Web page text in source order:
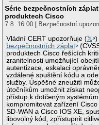
Série bezpečnostních
produktech Cisco
7.8. 16:00 | Bezpečnostní
Vládní CERT upozorňuje (𝕏 )
bezpečnostních záplat
produktech Cisco řešících
zranitelnosti umožňující obejití
autentizace, eskalaci
vzdálené spuštění kódu a
služby. Úspěšné zneužití
útočníkům umožnit získat
přístup k dotčeným systémům,
kompromitovat zařízení Cisco
SD-WAN a Cisco IOS XE,
libovolný kód, zpřístupnit